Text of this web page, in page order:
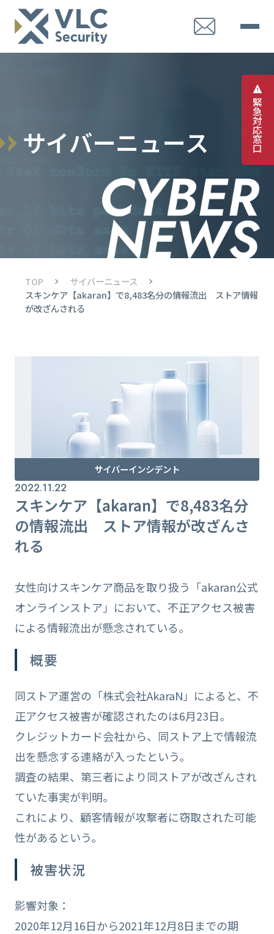
緊
急
対
応
窓
口
サイバーニュース
TOP
サイバーニュース
スキンケア【akaran】で8,483名分の情報流出 ストア情報
が改ざんされる
サイバーインシデント
2022.11.22
スキンケア【akaran】で8,483名分
の情報流出 ストア情報が改ざんさ
れる
女性向けスキンケア商品を取り扱う「akaran公式
オンラインストア」において、不正アクセス被害
による情報流出が懸念されている。
概要
同ストア運営の「株式会社AkaraN」によると、不
正アクセス被害が確認されたのは6月23日。
クレジットカード会社から、同ストア上で情報流
出を懸念する連絡が入ったという。
調査の結果、第三者により同ストアが改ざんされ
ていた事実が判明。
これにより、顧客情報が攻撃者に窃取された可能
性があるという。
被害状況
影響対象：
2020年12月16日から2021年12月8日までの期